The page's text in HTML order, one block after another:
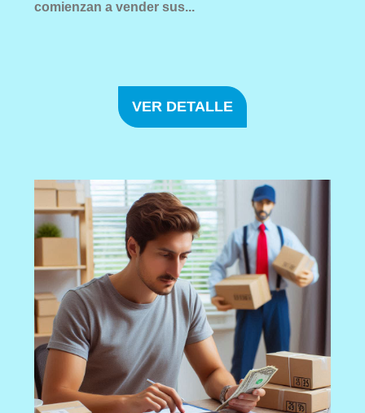
comienzan a vender sus...
VER DETALLE